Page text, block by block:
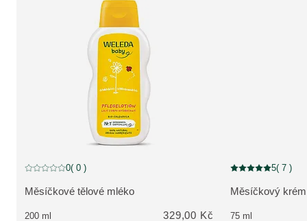
ZOBRAZIT PRODUKT:
Měsíčkové tělové mléko
Aktuální hodnocení: 0 z 5 hvězdiček hodnoceno 0 zákazníky
0( 0 )
200 ml 329,00 Kč
ZOBRAZIT
Měsíčkový
Aktuální 5( 7 )
75 ml